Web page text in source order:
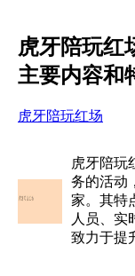
虎牙陪玩红
主要内容和
虎牙陪玩红场
虎牙陪玩
务的活动
家。其特
人员、实
致力于提